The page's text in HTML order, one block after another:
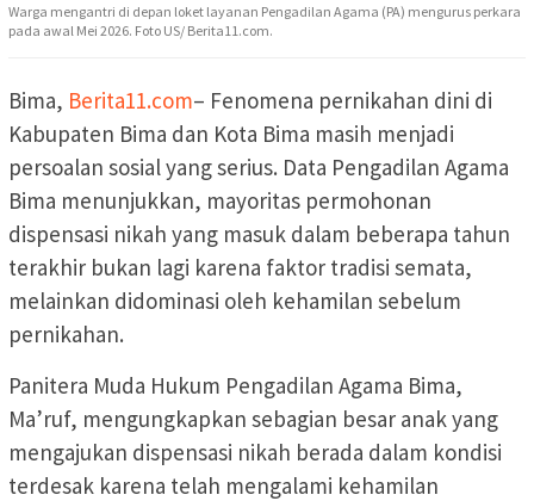
Warga mengantri di depan loket layanan Pengadilan Agama (PA) mengurus perkara
pada awal Mei 2026. Foto US/ Berita11.com.
Bima, Berita11.com– Fenomena pernikahan dini di
Kabupaten Bima dan Kota Bima masih menjadi
persoalan sosial yang serius. Data Pengadilan Agama
Bima menunjukkan, mayoritas permohonan
dispensasi nikah yang masuk dalam beberapa tahun
terakhir bukan lagi karena faktor tradisi semata,
melainkan didominasi oleh kehamilan sebelum
pernikahan.
Panitera Muda Hukum Pengadilan Agama Bima,
Ma’ruf, mengungkapkan sebagian besar anak yang
mengajukan dispensasi nikah berada dalam kondisi
terdesak karena telah mengalami kehamilan